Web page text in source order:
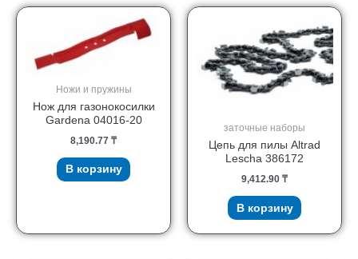
Ножи и пружины
Нож для газонокосилки
Gardena 04016-20
8,190.77 ₸
В корзину
заточные наборы
Цепь для пилы Altrad
Lescha 386172
9,412.90 ₸
В корзину